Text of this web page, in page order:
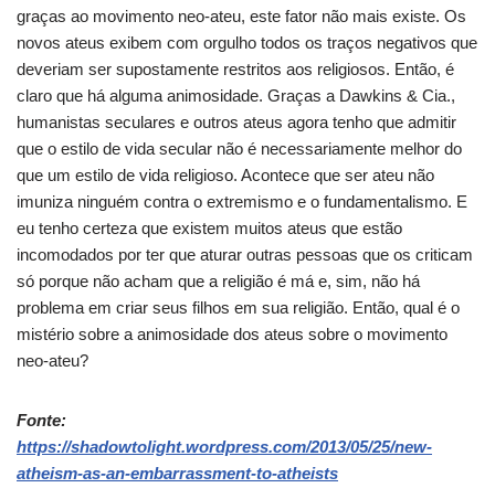
graças ao movimento neo-ateu, este fator não mais existe. Os
novos ateus exibem com orgulho todos os traços negativos que
deveriam ser supostamente restritos aos religiosos. Então, é
claro que há alguma animosidade. Graças a Dawkins & Cia.,
humanistas seculares e outros ateus agora tenho que admitir
que o estilo de vida secular não é necessariamente melhor do
que um estilo de vida religioso. Acontece que ser ateu não
imuniza ninguém contra o extremismo e o fundamentalismo. E
eu tenho certeza que existem muitos ateus que estão
incomodados por ter que aturar outras pessoas que os criticam
só porque não acham que a religião é má e, sim, não há
problema em criar seus filhos em sua religião. Então, qual é o
mistério sobre a animosidade dos ateus sobre o movimento
neo-ateu?
Fonte:
https://shadowtolight.wordpress.com/2013/05/25/new-
atheism-as-an-embarrassment-to-atheists